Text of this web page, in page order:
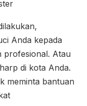
Anda kepada
profesional. Atau
di kota Anda.
meminta bantuan